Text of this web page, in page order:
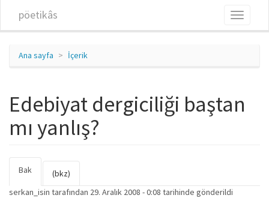
pöetikâs
Toggle
Ana sayfa İçerik
Edebiyat dergiciliği baştan
mı yanlış?
Birincil sekmeler
Bak
sekme)
(bkz)
serkan_isin tarafından 29. Aralık 2008 - 0:08 tarihinde gönderildi